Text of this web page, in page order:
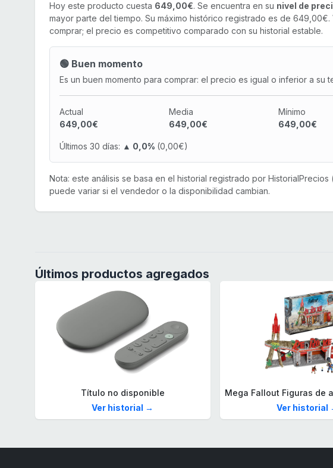
Hoy este producto cuesta 649,00€. Se encuentra en su nivel de
mayor parte del tiempo. Su máximo histórico registrado es de 649,00€.
comprar; el precio es competitivo comparado con su historial estable.
🟢 Buen momento
Es un buen momento para comprar: el precio es igual o inferior a su
Actual
649,00€
Media
649,00€
Mínimo
649,00€
Últimos 30 días: ▲ 0,0% (0,00€)
Nota: este análisis se basa en el historial registrado por
puede variar si el vendedor o la disponibilidad cambian.
Últimos productos agregados
Título no disponible
Ver historial →
Ver historial